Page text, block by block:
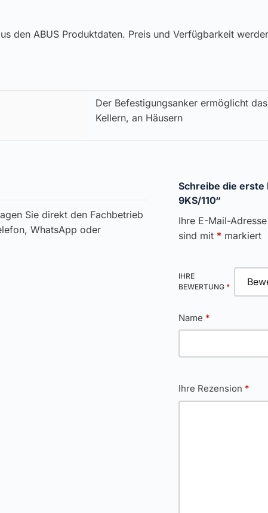
den ABUS Produktdaten. Preis und Verfügbarkeit
Der Befestigungsanker ermöglicht
Kellern, an Häusern
Sie direkt den Fachbetrieb
WhatsApp oder
Schreibe die erste
9KS/110“
Ihre E-Mail-
sind mit * markiert
IHRE
BEWERTUNG *
Name *
Ihre Rezension *